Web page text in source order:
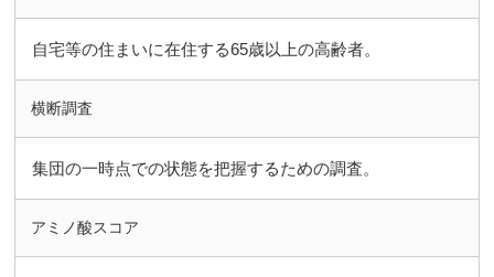
自宅等の住まいに在住する65歳以上の高齢者。
横断調査
集団の一時点での状態を把握するための調査。
アミノ酸スコア